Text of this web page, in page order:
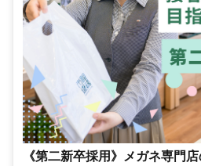
《第二新卒採用》メガネ専門